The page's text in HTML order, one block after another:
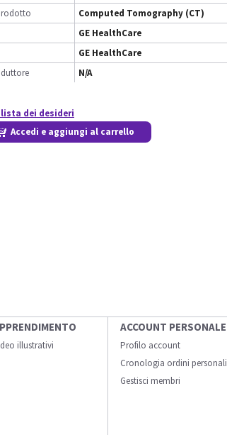
Computed Tomography (CT)
GE HealthCare
GE HealthCare
N/A
dei desideri
Accedi e aggiungi al carrello
illustrativi
ACCOUNT PERSONALE
Profilo account
Cronologia ordini personali
Gestisci membri